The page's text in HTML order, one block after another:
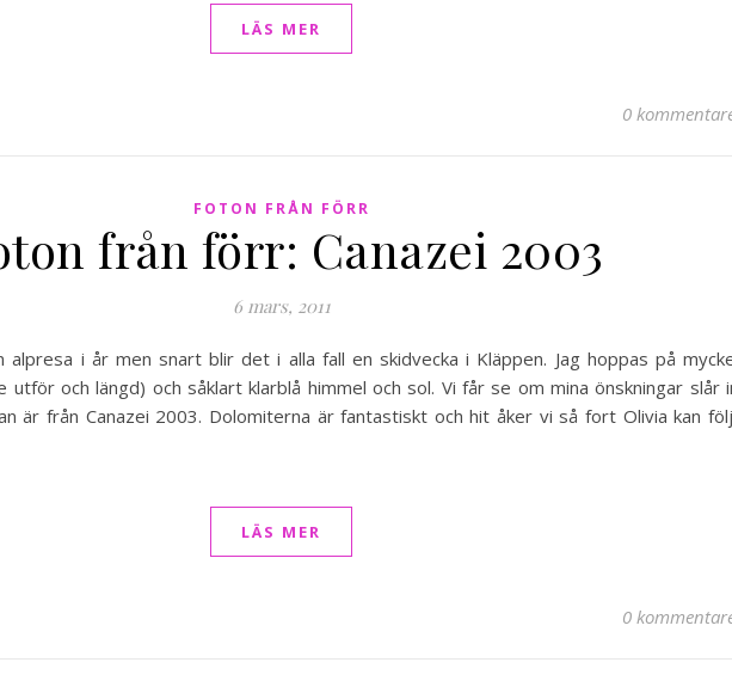
LÄS MER
0
FOTON FRÅN FÖRR
från förr: Canazei 2003
6 mars, 2011
alpresa i år men snart blir det i alla fall en skidvecka i Kläppen. Jag hoppas på
utför och längd) och såklart klarblå himmel och sol. Vi får se om mina önskningar slår
är från Canazei 2003. Dolomiterna är fantastiskt och hit åker vi så fort Olivia kan
LÄS MER
0